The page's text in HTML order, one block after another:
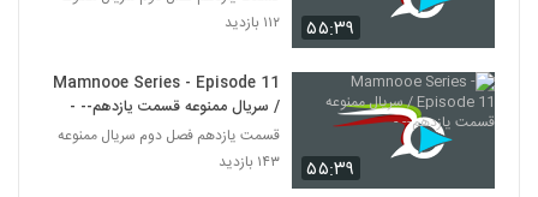
۵۵:۳۹
۱۱۲ بازدید
۵۵:۳۹
Mamnooe Series - Episode 11
/ سریال ممنوعه قسمت یازدهم-- -
قسمت یازدهم فصل دوم سریال ممنوعه
۱۴۳ بازدید